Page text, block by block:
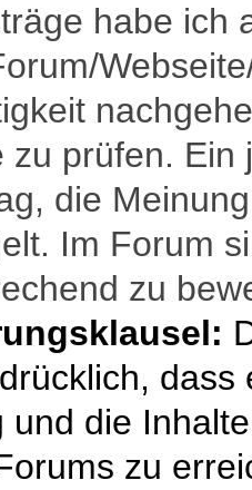
habe ich
zu prüfen.
die
Im Forum
zu
und die
zu